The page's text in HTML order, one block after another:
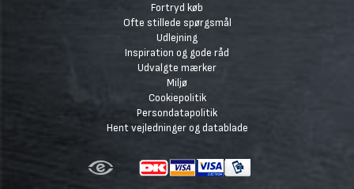
Fortryd køb
Ofte stillede spørgsmål
Udlejning
Inspiration og gode råd
Udvalgte mærker
Miljø
Cookiepolitik
Persondatapolitik
Hent vejledninger og datablade